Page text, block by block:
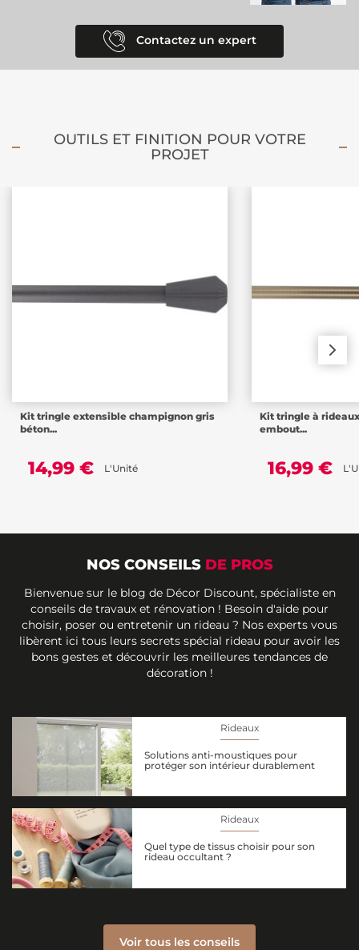
Contactez un expert
OUTILS ET FINITION POUR VOTRE
PROJET
Kit tringle extensible champignon gris
béton...
14,99 € L'Unité
Kit tringle à
embout...
16,99 €
NOS CONSEILS DE PROS
Bienvenue sur le blog de Décor Discount, spécialiste en
conseils de travaux et rénovation ! Besoin d'aide pour
choisir, poser ou entretenir un rideau ? Nos experts vous
libèrent ici tous leurs secrets spécial rideau pour avoir les
bons gestes et découvrir les meilleures tendances de
décoration !
Rideaux
Solutions anti-moustiques pour
protéger son intérieur durablement
Rideaux
Quel type de tissus choisir pour son
rideau occultant ?
Voir tous les conseils